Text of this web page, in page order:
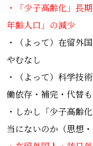
・「少子高齢化」長
年齢人口」の減少
・（よって）在留外
やむなし
・（よって）科学技
働依存・補完・代替
・しかし「少子高齢
当にないのか（思想